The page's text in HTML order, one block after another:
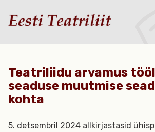
Teatriliidu arvamus
seaduse muutmise
kohta
5. detsembril 2024 allkirjastasid